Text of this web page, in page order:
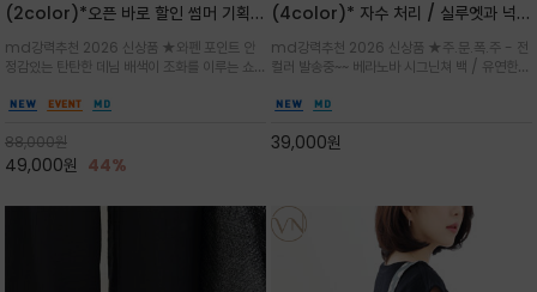
(2color)*오픈 바로 할인 썸머 기획
말 모임룩, 여행룩까지 ~
md강력추천 2026 신상품 ★와펜 포인트 안
정감있는 탄탄한 데님 배색이 조화를 이루는 쇼
클래식한 네이비·아이보리 스트라이프와 산뜻한
88,000원
49,000원 44%
(4color)* 자수 처리 / 실루엣과 넉넉
셜 숄더백
md강력추천 2026 신상품 ★주.문.폭.주 - 전
컬러 발송중~~ 베라노바 시그닌쳐 백 / 유연한
설계로 어깨의 피로도를 낮춰 편안한 착용/가볍
리 숄더백
39,000원